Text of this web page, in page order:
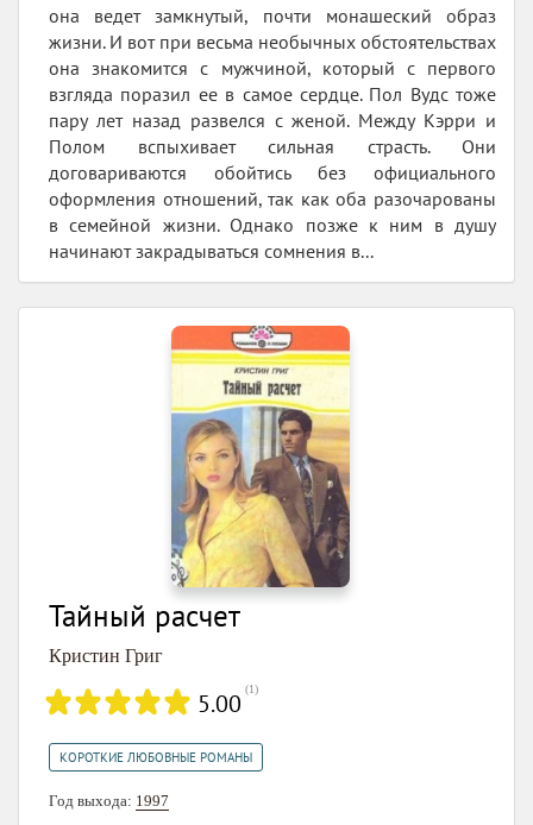
она ведет замкнутый, почти монашеский образ
жизни. И вот при весьма необычных обстоятельствах
она знакомится с мужчиной, который с первого
взгляда поразил ее в самое сердце. Пол Вудс тоже
пару лет назад развелся с женой. Между Кэрри и
Полом вспыхивает сильная страсть. Они
договариваются обойтись без официального
оформления отношений, так как оба разочарованы
в семейной жизни. Однако позже к ним в душу
начинают закрадываться сомнения в...
Тайный расчет
Кристин Григ
5.00 (1)
КОРОТКИЕ ЛЮБОВНЫЕ РОМАНЫ
Год выхода: 1997